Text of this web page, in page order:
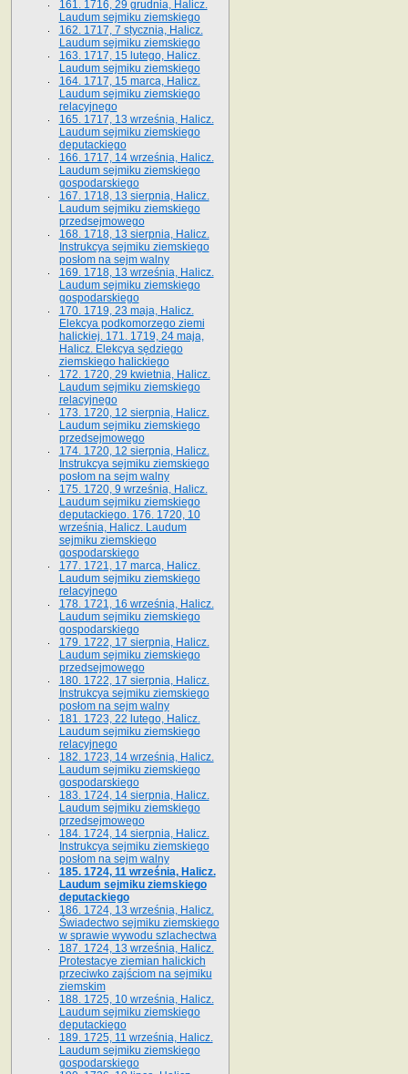
161. 1716, 29 grudnia, Halicz.
Laudum sejmiku ziemskiego
162. 1717, 7 stycznia, Halicz.
Laudum sejmiku ziemskiego
163. 1717, 15 lutego, Halicz.
Laudum sejmiku ziemskiego
164. 1717, 15 marca, Halicz.
Laudum sejmiku ziemskiego
relacyjnego
165. 1717, 13 września, Halicz.
Laudum sejmiku ziemskiego
deputackiego
166. 1717, 14 września, Halicz.
Laudum sejmiku ziemskiego
gospodarskiego
167. 1718, 13 sierpnia, Halicz.
Laudum sejmiku ziemskiego
przedsejmowego
168. 1718, 13 sierpnia, Halicz.
Instrukcya sejmiku ziemskiego
posłom na sejm walny
169. 1718, 13 września, Halicz.
Laudum sejmiku ziemskiego
gospodarskiego
170. 1719, 23 maja, Halicz.
Elekcya podkomorzego ziemi
halickiej. 171. 1719, 24 maja,
Halicz. Elekcya sędziego
ziemskiego halickiego
172. 1720, 29 kwietnia, Halicz.
Laudum sejmiku ziemskiego
relacyjnego
173. 1720, 12 sierpnia, Halicz.
Laudum sejmiku ziemskiego
przedsejmowego
174. 1720, 12 sierpnia, Halicz.
Instrukcya sejmiku ziemskiego
posłom na sejm walny
175. 1720, 9 września, Halicz.
Laudum sejmiku ziemskiego
deputackiego. 176. 1720, 10
września, Halicz. Laudum
sejmiku ziemskiego
gospodarskiego
177. 1721, 17 marca, Halicz.
Laudum sejmiku ziemskiego
relacyjnego
178. 1721, 16 września, Halicz.
Laudum sejmiku ziemskiego
gospodarskiego
179. 1722, 17 sierpnia, Halicz.
Laudum sejmiku ziemskiego
przedsejmowego
180. 1722, 17 sierpnia, Halicz.
Instrukcya sejmiku ziemskiego
posłom na sejm walny
181. 1723, 22 lutego, Halicz.
Laudum sejmiku ziemskiego
relacyjnego
182. 1723, 14 września, Halicz.
Laudum sejmiku ziemskiego
gospodarskiego
183. 1724, 14 sierpnia, Halicz.
Laudum sejmiku ziemskiego
przedsejmowego
184. 1724, 14 sierpnia, Halicz.
Instrukcya sejmiku ziemskiego
posłom na sejm walny
185. 1724, 11 września, Halicz.
Laudum sejmiku ziemskiego
deputackiego
186. 1724, 13 września, Halicz.
Świadectwo sejmiku ziemskiego
w sprawie wywodu szlachectwa
187. 1724, 13 września, Halicz.
Protestacye ziemian halickich
przeciwko zajściom na sejmiku
ziemskim
188. 1725, 10 września, Halicz.
Laudum sejmiku ziemskiego
deputackiego
189. 1725, 11 września, Halicz.
Laudum sejmiku ziemskiego
gospodarskiego